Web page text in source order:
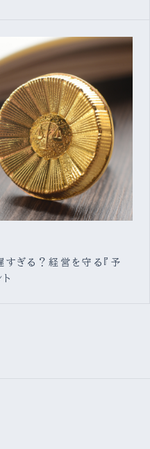
すぎる？経営を守る『予